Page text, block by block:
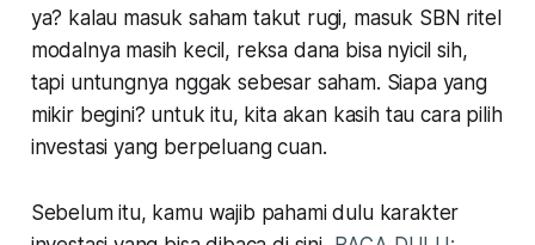
ya? kalau masuk saham takut rugi, masuk SBN ritel
modalnya masih kecil, reksa dana bisa nyicil sih,
tapi untungnya nggak sebesar saham. Siapa yang
mikir begini? untuk itu, kita akan kasih tau cara pilih
investasi yang berpeluang cuan.
Sebelum itu, kamu wajib pahami dulu karakter